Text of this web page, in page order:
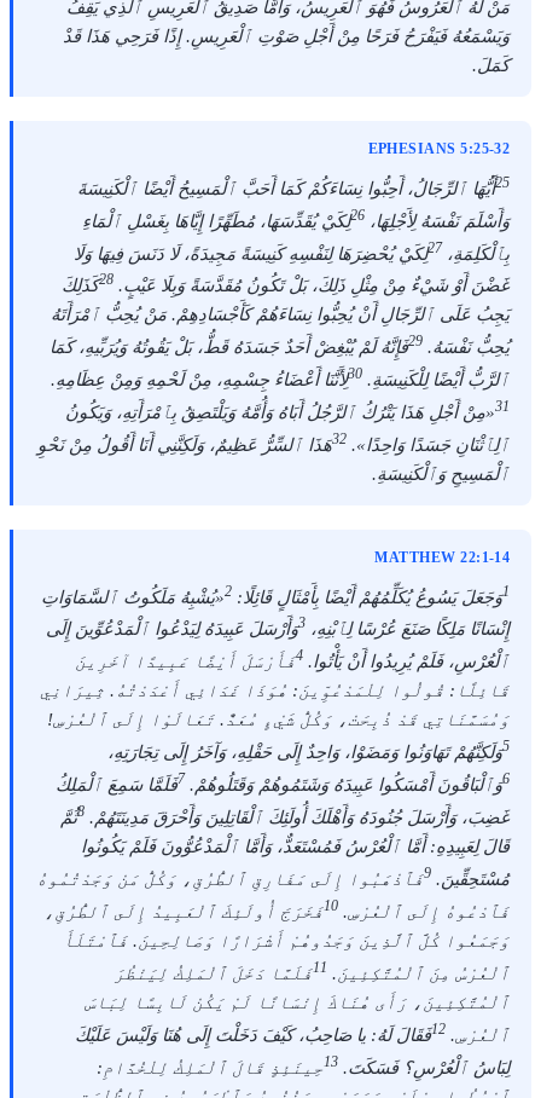
مَنْ لَهُ ٱلْعَرُوسُ فَهُوَ ٱلْعَرِيسُ، وَأَمَّا صَدِيقُ ٱلْعَرِيسِ ٱلَّذِي يَقِفُ
وَيَسْمَعُهُ فَيَفْرَحُ فَرَحًا مِنْ أَجْلِ صَوْتِ ٱلْعَرِيسِ. إِذًا فَرَحِي هَذَا قَدْ
كَمَلَ.
EPHESIANS 5:25-32
25أَيُّهَا ٱلرِّجَالُ، أَحِبُّوا نِسَاءَكُمْ كَمَا أَحَبَّ ٱلْمَسِيحُ أَيْضًا ٱلْكَنِيسَةَ
وَأَسْلَمَ نَفْسَهُ لِأَجْلِهَا، 26لِكَيْ يُقَدِّسَهَا، مُطَهِّرًا إِيَّاهَا بِغَسْلِ ٱلْمَاءِ
بِٱلْكَلِمَةِ، 27لِكَيْ يُحْضِرَهَا لِنَفْسِهِ كَنِيسَةً مَجِيدَةً، لَا دَنَسَ فِيهَا وَلَا
غَضْنَ أَوْ شَيْءٌ مِنْ مِثْلِ ذَلِكَ، بَلْ تَكُونُ مُقَدَّسَةً وَبِلَا عَيْبٍ. 28كَذَلِكَ
يَجِبُ عَلَى ٱلرِّجَالِ أَنْ يُحِبُّوا نِسَاءَهُمْ كَأَجْسَادِهِمْ. مَنْ يُحِبُّ ٱمْرَأَتَهُ
يُحِبُّ نَفْسَهُ. 29فَإِنَّهُ لَمْ يُبْغِضْ أَحَدٌ جَسَدَهُ قَطُّ، بَلْ يَقُوتُهُ وَيُرَبِّيهِ، كَمَا
ٱلرَّبُّ أَيْضًا لِلْكَنِيسَةِ. 30لِأَنَّنَا أَعْضَاءُ جِسْمِهِ، مِنْ لَحْمِهِ وَمِنْ عِظَامِهِ.
31«مِنْ أَجْلِ هَذَا يَتْرُكُ ٱلرَّجُلُ أَبَاهُ وَأُمَّهُ وَيَلْتَصِقُ بِٱمْرَأَتِهِ، وَيَكُونُ
ٱلِٱثْنَانِ جَسَدًا وَاحِدًا». 32هَذَا ٱلسِّرُّ عَظِيمٌ، وَلَكِنَّنِي أَنَا أَقُولُ مِنْ نَحْوِ
ٱلْمَسِيحِ وَٱلْكَنِيسَةِ.
MATTHEW 22:1-14
1وَجَعَلَ يَسُوعُ يُكَلِّمُهُمْ أَيْضًا بِأَمْثَالٍ قَائِلًا: 2«يُشْبِهُ مَلَكُوتُ ٱلسَّمَاوَاتِ
إِنْسَانًا مَلِكًا صَنَعَ عُرْسًا لِٱبْنِهِ، 3وَأَرْسَلَ عَبِيدَهُ لِيَدْعُوا ٱلْمَدْعُوِّينَ إِلَى
ٱلْعُرْسِ، فَلَمْ يُرِيدُوا أَنْ يَأْتُوا. 4فَأَرْسَلَ أَيْضًا عَبِيدًا آخَرِينَ
قَائِلًا: قُولُوا لِلْمَدْعُوِّينَ: هُوَذَا غَدَائِي أَعْدَدْتُهُ. ثِيرَانِي
وَمُسَمَّنَاتِي قَدْ ذُبِحَتْ، وَكُلُّ شَيْءٍ مُعَدٌّ. تَعَالَوْا إِلَى ٱلْعُرْسِ!
5وَلَكِنَّهُمْ تَهَاوَنُوا وَمَضَوْا، وَاحِدٌ إِلَى حَقْلِهِ، وَآخَرُ إِلَى تِجَارَتِهِ،
6وَٱلْبَاقُونَ أَمْسَكُوا عَبِيدَهُ وَشَتَمُوهُمْ وَقَتَلُوهُمْ. 7فَلَمَّا سَمِعَ ٱلْمَلِكُ
غَضِبَ، وَأَرْسَلَ جُنُودَهُ وَأَهْلَكَ أُولَئِكَ ٱلْقَاتِلِينَ وَأَحْرَقَ مَدِينَتَهُمْ. 8ثُمَّ
قَالَ لِعَبِيدِهِ: أَمَّا ٱلْعُرْسُ فَمُسْتَعَدٌّ، وَأَمَّا ٱلْمَدْعُوُّونَ فَلَمْ يَكُونُوا
مُسْتَحِقِّينَ. 9فَٱذْهَبُوا إِلَى مَفَارِقِ ٱلطُّرُقِ، وَكُلُّ مَنْ وَجَدْتُمُوهُ
فَٱدْعُوهُ إِلَى ٱلْعُرْسِ. 10فَخَرَجَ أُولَئِكَ ٱلْعَبِيدُ إِلَى ٱلطُّرُقِ،
وَجَمَعُوا كُلَّ ٱلَّذِينَ وَجَدُوهُمْ أَشْرَارًا وَصَالِحِينَ. فَٱمْتَلَأَ
ٱلْعُرْسُ مِنَ ٱلْمُتَّكِئِينَ. 11فَلَمَّا دَخَلَ ٱلْمَلِكُ لِيَنْظُرَ
ٱلْمُتَّكِئِينَ، رَأَى هُنَاكَ إِنْسَانًا لَمْ يَكُنْ لَابِسًا لِبَاسَ
ٱلْعُرْسِ. 12فَقَالَ لَهُ: يا صَاحِبُ، كَيْفَ دَخَلْتَ إِلَى هُنَا وَلَيْسَ عَلَيْكَ
لِبَاسُ ٱلْعُرْسِ؟ فَسَكَتَ. 13حِينَئِذٍ قَالَ ٱلْمَلِكُ لِلْخُدَّامِ: